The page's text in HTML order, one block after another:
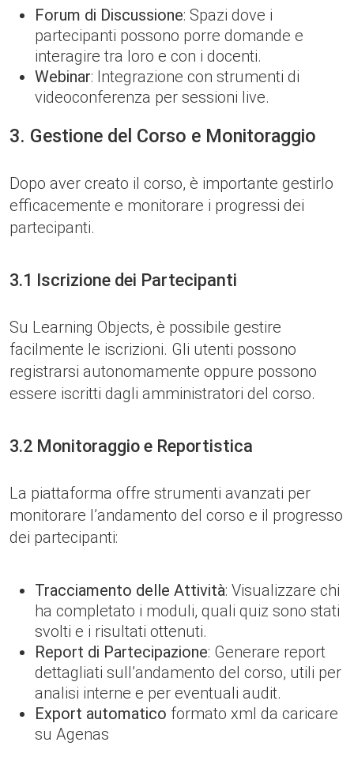
Forum di Discussione: Spazi dove i
partecipanti possono porre domande e
interagire tra loro e con i docenti.
Webinar: Integrazione con strumenti di
videoconferenza per sessioni live.
3. Gestione del Corso e Monitoraggio
Dopo aver creato il corso, è importante gestirlo
efficacemente e monitorare i progressi dei
partecipanti.
3.1 Iscrizione dei Partecipanti
Su Learning Objects, è possibile gestire
facilmente le iscrizioni. Gli utenti possono
registrarsi autonomamente oppure possono
essere iscritti dagli amministratori del corso.
3.2 Monitoraggio e Reportistica
La piattaforma offre strumenti avanzati per
monitorare l’andamento del corso e il progresso
dei partecipanti:
Tracciamento delle Attività: Visualizzare chi
ha completato i moduli, quali quiz sono stati
svolti e i risultati ottenuti.
Report di Partecipazione: Generare report
dettagliati sull’andamento del corso, utili per
analisi interne e per eventuali audit.
Export automatico formato xml da caricare
su Agenas